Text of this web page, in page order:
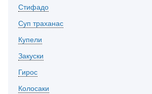
Стифадо
Суп траханас
Купели
Закуски
Гирос
Колосаки